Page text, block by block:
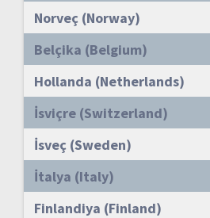
Norveç (Norway)
Belçika (Belgium)
Hollanda (Netherlands)
İsviçre (Switzerland)
İsveç (Sweden)
İtalya (Italy)
Finlandiya (Finland)